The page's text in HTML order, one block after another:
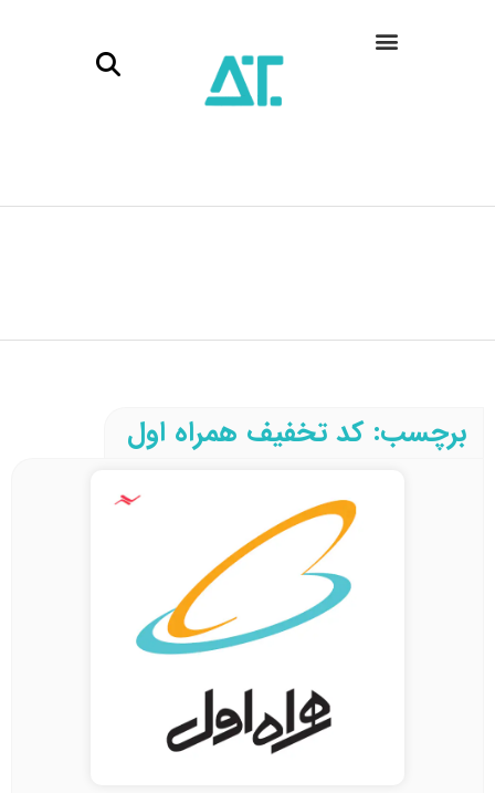
برچسب: کد تخفیف همراه اول